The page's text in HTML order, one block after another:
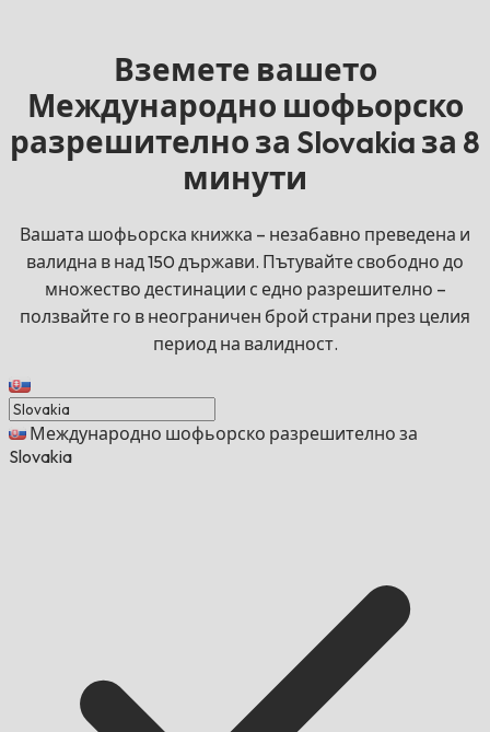
Вземете вашето
Международно шофьорско
разрешително за Slovakia за 8
минути
Вашата шофьорска книжка – незабавно преведена и
валидна в над 150 държави. Пътувайте свободно до
множество дестинации с едно разрешително –
ползвайте го в неограничен брой страни през целия
период на валидност.
Международно шофьорско разрешително за
Slovakia